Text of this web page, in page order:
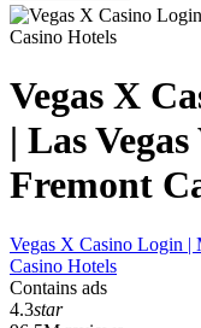
Vegas X
| Las
Fremont
Vegas X Casino Login |
Casino Hotels
Contains ads
4.3star